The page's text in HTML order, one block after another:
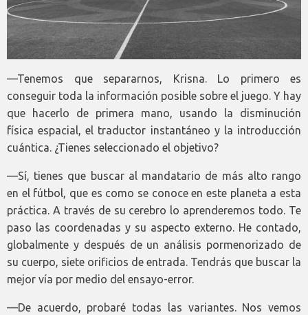
—Tenemos que separarnos, Krisna. Lo primero es
conseguir toda la información posible sobre el juego. Y hay
que hacerlo de primera mano, usando la disminución
física espacial, el traductor instantáneo y la introducción
cuántica. ¿Tienes seleccionado el objetivo?
—Sí, tienes que buscar al mandatario de más alto rango
en el fútbol, que es como se conoce en este planeta a esta
práctica. A través de su cerebro lo aprenderemos todo. Te
paso las coordenadas y su aspecto externo. He contado,
globalmente y después de un análisis pormenorizado de
su cuerpo, siete orificios de entrada. Tendrás que buscar la
mejor vía por medio del ensayo-error.
—De acuerdo, probaré todas las variantes. Nos vemos